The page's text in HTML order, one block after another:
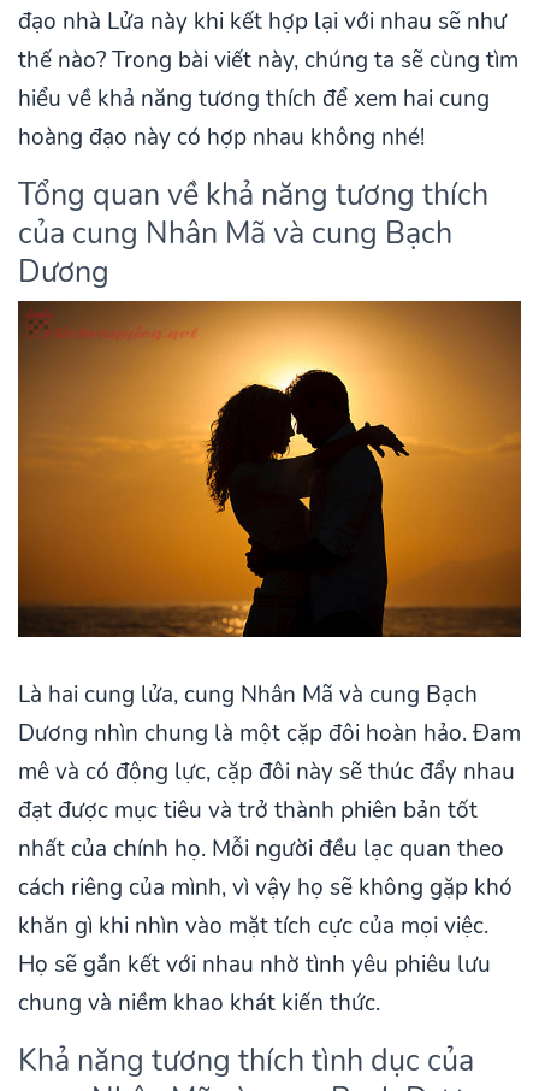
đạo nhà Lửa này khi kết hợp lại với nhau sẽ như
thế nào? Trong bài viết này, chúng ta sẽ cùng tìm
hiểu về khả năng tương thích để xem hai cung
hoàng đạo này có hợp nhau không nhé!
Tổng quan về khả năng tương thích
của cung Nhân Mã và cung Bạch
Dương
Là hai cung lửa, cung Nhân Mã và cung Bạch
Dương nhìn chung là một cặp đôi hoàn hảo. Đam
mê và có động lực, cặp đôi này sẽ thúc đẩy nhau
đạt được mục tiêu và trở thành phiên bản tốt
nhất của chính họ. Mỗi người đều lạc quan theo
cách riêng của mình, vì vậy họ sẽ không gặp khó
khăn gì khi nhìn vào mặt tích cực của mọi việc.
Họ sẽ gắn kết với nhau nhờ tình yêu phiêu lưu
chung và niềm khao khát kiến thức.
Khả năng tương thích tình dục của